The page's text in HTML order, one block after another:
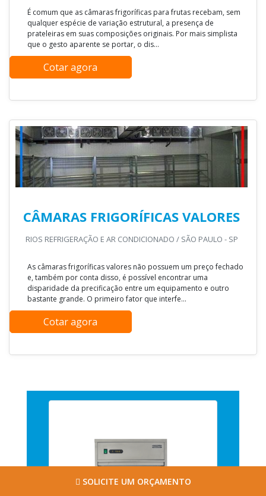
É comum que as câmaras frigoríficas para frutas recebam, sem
qualquer espécie de variação estrutural, a presença de
prateleiras em suas composições originais. Por mais simplista
que o gesto aparente se portar, o dis...
Cotar agora
CÂMARAS FRIGORÍFICAS VALORES
RIOS REFRIGERAÇÃO E AR CONDICIONADO / SÃO PAULO - SP
As câmaras frigoríficas valores não possuem um preço fechado
e, também por conta disso, é possível encontrar uma
disparidade da precificação entre um equipamento e outro
bastante grande. O primeiro fator que interfe...
Cotar agora
SOLICITE UM ORÇAMENTO